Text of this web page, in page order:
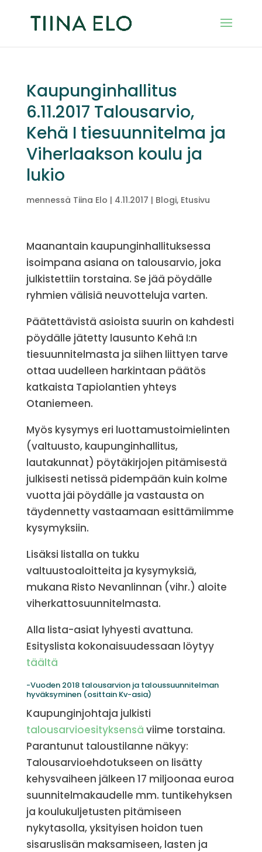
Kaupunginhallitus
6.11.2017 Talousarvio,
Kehä I tiesuunnitelma ja
Viherlaakson koulu ja
lukio
mennessä Tiina Elo | 4.11.2017 | Blogi, Etusivu
Maanantain kaupunginhallituksessa
isoimpana asiana on talousarvio, joka
julkistettiin torstaina. Se jää pöydälle
ryhmien välisiä neuvotteluja varten.
Päätettävistä asioista suurin on kahdesti
pöydälle jätetty lausunto Kehä I:n
tiesuunnitelmasta ja siihen liittyen tarve
ottaa uudelleen harkintaan päätös
katkaista Tapiolantien yhteys
Otaniemeen.
Myös kysymys eri luottamustoimielinten
(valtuusto, kaupunginhallitus,
lautakunnat) pöytäkirjojen pitämisestä
julkisesti netissä pidempään kuin kolme
vuotta jäi pöydälle ja vastausta on
täydennetty vastaamaan esittämiimme
kysymyksiin.
Lisäksi listalla on tukku
valtuustoaloitteita ja kysymyksiä,
mukana Risto Nevanlinnan (vihr.) aloite
viherkattosuunnitelmasta.
Alla lista-asiat lyhyesti avattuna.
Esityslista kokonaisuudessaan löytyy
täältä
-Vuoden 2018 talousarvion ja taloussuunnitelman
hyväksyminen (osittain Kv-asia)
Kaupunginjohtaja julkisti
talousarvioesityksensä viime torstaina.
Parantunut taloustilanne näkyy:
Talousarvioehdotukseen on lisätty
kehysvaiheen jälkeen 17 miljoonaa euroa
suunnitelmakaudelle mm. tuntikehyksen
ja koulukuljetusten pitämiseen
nykytasolla, yksityisen hoidon tuen
sisaruslisän maksamiseen, lasten ja